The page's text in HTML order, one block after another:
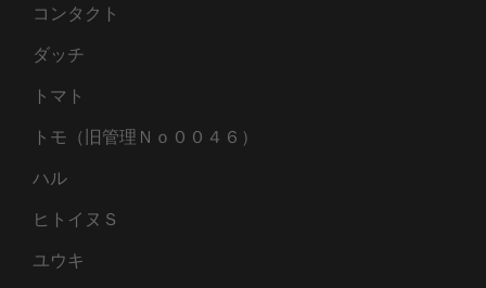
コンタクト
ダッチ
トマト
トモ（旧管理Ｎｏ００４６）
ハル
ヒトイヌＳ
ユウキ